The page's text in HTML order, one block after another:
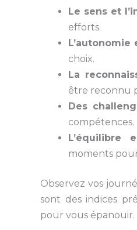
Le sens et
efforts.
choix.
La
être reconnu
Des
compétences.
L’équilibre
moments
Observez vos
sont des indices
pour vous épanouir.